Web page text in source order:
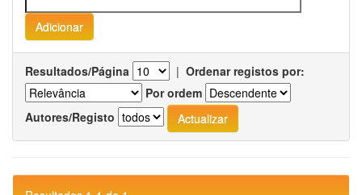
Resultados/Página | Ordenar registos por:
Por ordem
Autores/Registo